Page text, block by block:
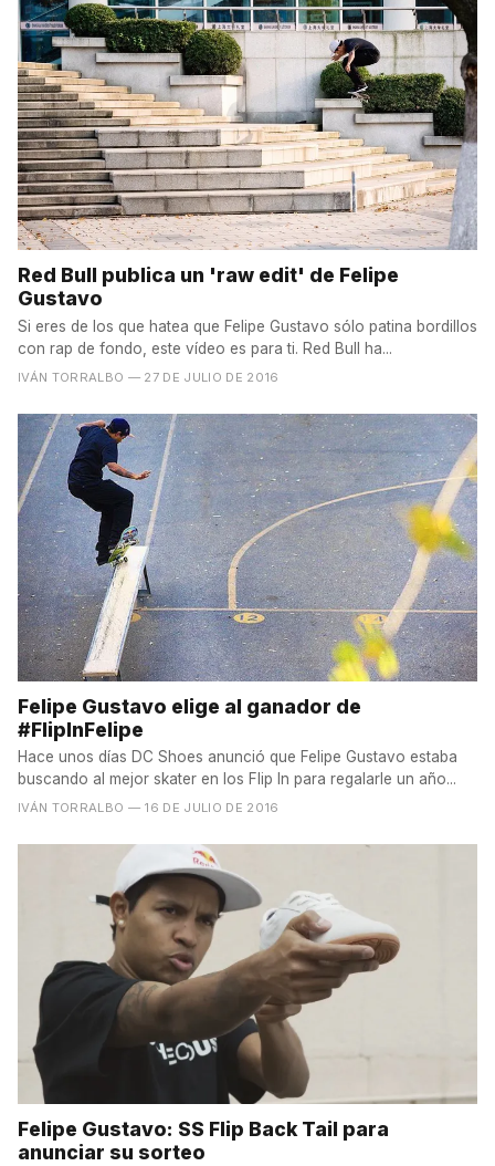
Red Bull publica un 'raw edit' de Felipe
Gustavo
Si eres de los que hatea que Felipe Gustavo sólo patina bordillos
con rap de fondo, este vídeo es para ti. Red Bull ha...
IVÁN TORRALBO — 27 DE JULIO DE 2016
Felipe Gustavo elige al ganador de
#FlipInFelipe
Hace unos días DC Shoes anunció que Felipe Gustavo estaba
buscando al mejor skater en los Flip In para regalarle un año...
IVÁN TORRALBO — 16 DE JULIO DE 2016
Felipe Gustavo: SS Flip Back Tail para
anunciar su sorteo